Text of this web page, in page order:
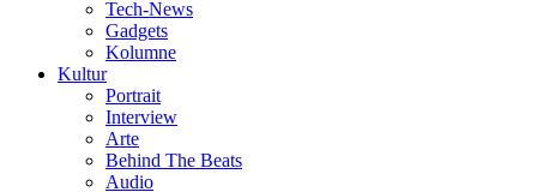
Tech-News
Gadgets
Kolumne
Kultur
Portrait
Interview
Arte
Behind The Beats
Audio